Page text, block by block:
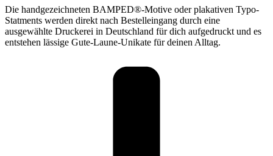
Die handgezeichneten BAMPED®-Motive oder plakativen Typo-
Statments werden direkt nach Bestelleingang durch eine
ausgewählte Druckerei in Deutschland für dich aufgedruckt und es
entstehen lässige Gute-Laune-Unikate für deinen Alltag.